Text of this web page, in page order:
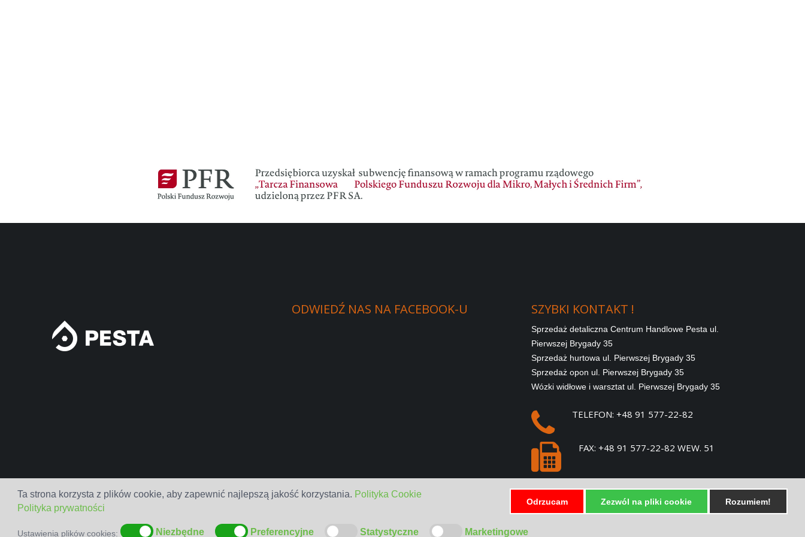
Ta strona korzysta z plików cookie, aby zapewnić najlepszą jakość korzystania. Polityka Cookie
Polityka prywatności
Odrzucam Zezwól na pliki cookie Rozumiem!
Ustawienia plików cookies: Niezbędne Preferencyjne Statystyczne Marketingowe
ODWIEDŹ NAS NA FACEBOOK-U SZYBKI KONTAKT !
Sprzedaż detaliczna Centrum Handlowe Pesta ul.
Pierwszej Brygady 35
Sprzedaż hurtowa ul. Pierwszej Brygady 35
Sprzedaż opon ul. Pierwszej Brygady 35
Wózki widłowe i warsztat ul. Pierwszej Brygady 35
TELEFON: +48 91 577-22-82
FAX: +48 91 577-22-82 WEW. 51
E-MAIL:SPRZEDAZ@PESTA.COM.PL